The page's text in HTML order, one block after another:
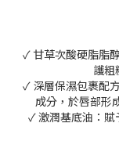
✓ 甘草次酸硬脂脂
護粗
✓ 深層保濕包裹配
成分，於唇部形
✓ 激潤基底油：賦